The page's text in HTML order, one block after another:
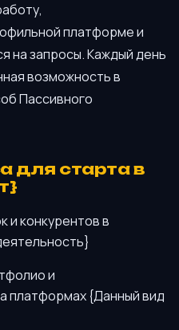
платформе и
на запросы. Каждый день
возможность в
Пассивного
для старта в
и конкурентов в
и
платформах {Данный вид